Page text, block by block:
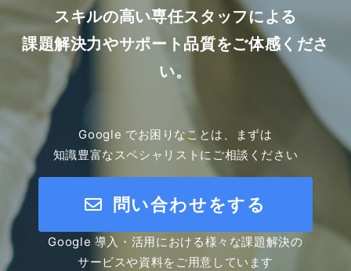
スキルの高い専任スタッフによる
課題解決力やサポート品質をご体感くださ
い。
Google でお困りなことは、まずは
知識豊富なスペシャリストにご相談ください
問い合わせをする
Google 導入・活用における様々な課題解決の
サービスや資料をご用意しています